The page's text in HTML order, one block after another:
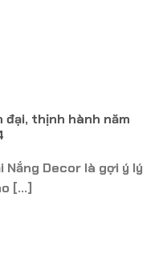
đại, thịnh hành năm
Decor là gợi ý lý
[...]